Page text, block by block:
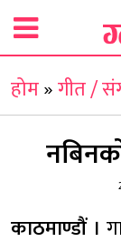
होम»गीत /
काठमाण्डौं ।